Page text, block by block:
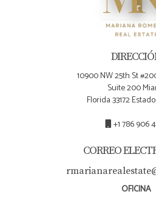
Lender’s title insurance
Protege al prestamista que te
Si compras con financiamiento,
Owner’s title insurance
Protege al comprador como
Aunque puede no ser obligatoria
importante entender su valor
10900 NW 25th St
Suite 200
Florida 33172
+1 786 906
CORREO
OFICINA